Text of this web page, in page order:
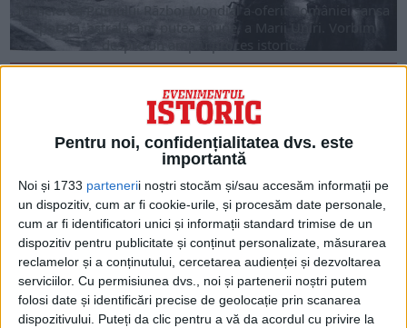
Pentru noi, confidențialitatea dvs. este
importantă
Noi și 1733 partenerii noștri stocăm și/sau accesăm informații pe
un dispozitiv, cum ar fi cookie-urile, și procesăm date personale,
cum ar fi identificatori unici și informații standard trimise de un
dispozitiv pentru publicitate și conținut personalizate, măsurarea
reclamelor și a conținutului, cercetarea audienței și dezvoltarea
serviciilor. Cu permisiunea dvs., noi și partenerii noștri putem
folosi date și identificări precise de geolocație prin scanarea
dispozitivului. Puteți da clic pentru a vă da acordul cu privire la
Încheierea Primului Război Mondial a oferit României șansa
epocală, astrală, am pu­tea spune, a Marii Uniri. Vor­bim
despre un amplu proces istoric...
Ucigașul lui Rasputin a fost un ofițer de informații britanic
Figura lui Grigori Raspu­tin, enigmaticul favorit al familiei
regale, a deve­nit subiectul a numeroa­se mituri: afirmațiile
des­pre superputerile sale, implicarea unei conspirații...